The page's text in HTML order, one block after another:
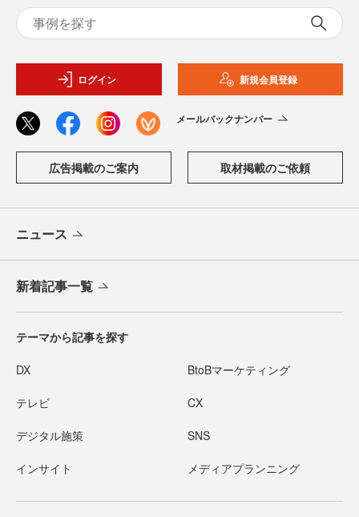
ログイン 新規会員登録
メールバックナンバー
広告掲載のご案内 取材掲載のご依頼
ニュース
新着記事一覧
テーマから記事を探す
DX BtoBマーケティング
テレビ CX
デジタル施策 SNS
インサイト メディアプランニング